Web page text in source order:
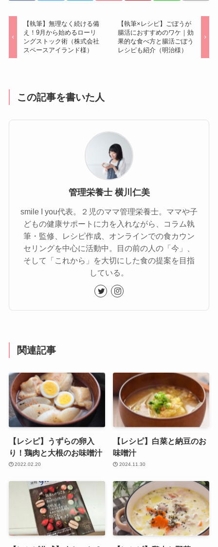
【執筆】無理なく続ける備
え！9月から始めるローリ
ングストック術（株式会社
スペースアイランド様）
【執筆×レシピ】ごぼうが
腸活におすすめのワケ｜効
果的な食べ方と腸活ごぼう
レシピも紹介（明治様）
この記事を書いた人
管理栄養士 横川仁美
smile I you代表。２児のママ管理栄養士。ママや子
どもの健康サポートに力を入れながら、コラム執
筆・監修、レシピ作成、オンラインでの食カウン
セリングを中心に活動中。目の前の人の「今」、
そして「これから」を大切にした食の提案を目指
している。
関連記事
【レシピ】うずらの卵入
り！鶏肉と大根のお味噌汁
2022.02.20
【レシピ】白菜と納豆のお
味噌汁
2024.11.30